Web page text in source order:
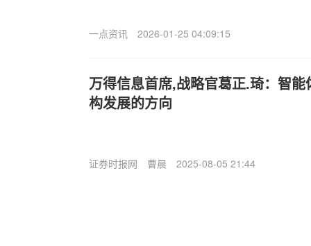
一点资讯 2026-01-25 04:09:15
万得信息首席,战略官葛正.琦：智
构发展的方向
证券时报网 曹晨 2025-08-05 21:44